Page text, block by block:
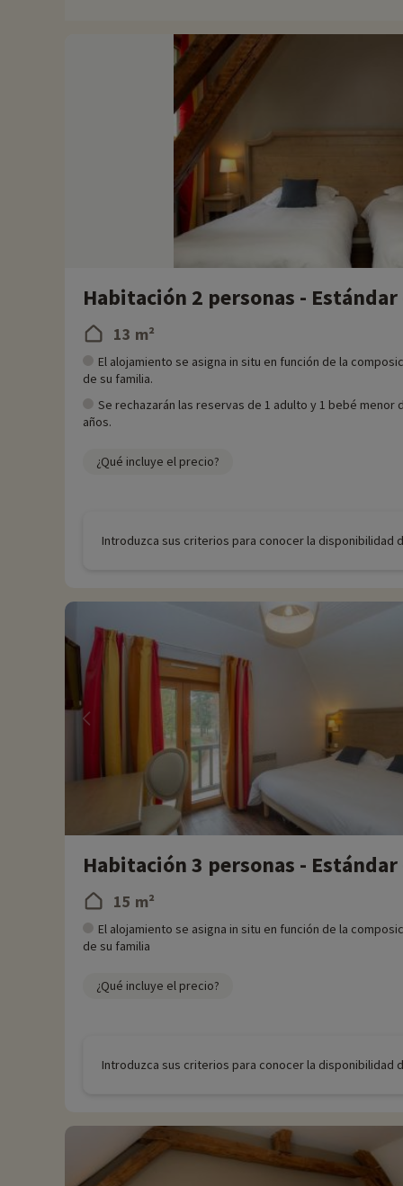
- No se admiten animales
Habitación 2 personas -
13 m²
El alojamiento se asigna in situ en función de la
de su familia.
Se rechazarán las reservas de 1 adulto y 1 bebé menor
años.
¿Qué incluye el precio?
Introduzca sus criterios para conocer la disponibilidad
Habitación 3 personas -
15 m²
El alojamiento se asigna in situ en función de la
de su familia
¿Qué incluye el precio?
Introduzca sus criterios para conocer la disponibilidad